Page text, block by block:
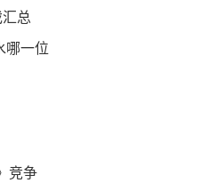
总
哪一位
竞争